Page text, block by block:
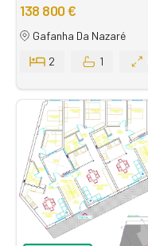
138 800 €
Gafanha Da Nazaré
2
1